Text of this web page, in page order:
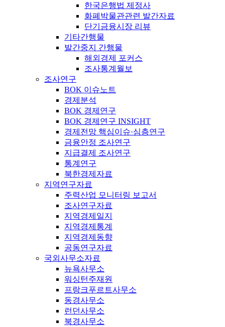
한국은행법 제정사
화폐박물관관련 발간자료
단기금융시장 리뷰
기타간행물
발간중지 간행물
해외경제 포커스
조사통계월보
조사연구
BOK 이슈노트
경제분석
BOK 경제연구
BOK 경제연구 INSIGHT
경제전망 핵심이슈·심층연구
금융안정 조사연구
지급결제 조사연구
통계연구
북한경제자료
지역연구자료
주력산업 모니터링 보고서
조사연구자료
지역경제일지
지역경제통계
지역경제동향
공동연구자료
국외사무소자료
뉴욕사무소
워싱턴주재원
프랑크푸르트사무소
동경사무소
런던사무소
북경사무소